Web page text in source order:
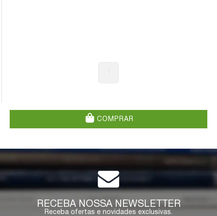
COMPRAR
RECEBA NOSSA NEWSLETTER
Receba ofertas e novidades exclusivas.